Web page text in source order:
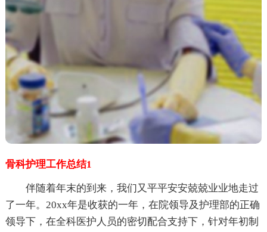
骨科护理工作总结1
伴随着年末的到来，我们又平平安安兢兢业业地走过
了一年。20xx年是收获的一年，在院领导及护理部的正确
领导下，在全科医护人员的密切配合支持下，针对年初制